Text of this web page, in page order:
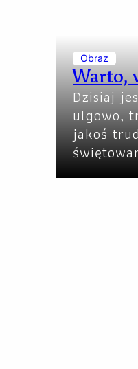
Obraz
Warto,
Dzisiaj
ulgowo,
jakoś